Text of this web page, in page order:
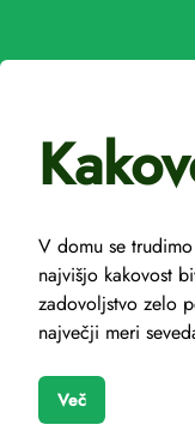
V domu se
najvišjo kakovost
zadovoljstvo zelo
največji meri
Več